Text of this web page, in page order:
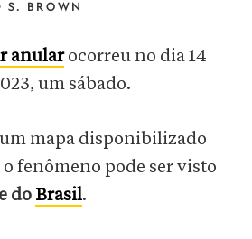
S. BROWN
anularocorreu no dia 14
um sábado.
mapa disponibilizado
o fenômeno pode ser visto
do Brasil.